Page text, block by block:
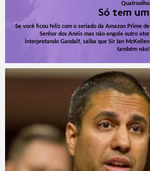
Quatroolho
Só tem um
Se você ficou feliz com o seriado da Amazon Prime de
Senhor dos Anéis mas não engole outro ator
interpretando Gandalf, saiba que Sir Ian McKellen
também não!